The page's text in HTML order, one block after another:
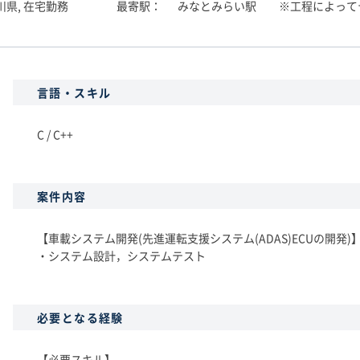
県, 在宅勤務 最寄駅 みなとみらい駅 ※工程によって
言語・スキル
C / C++
案件内容
【車載システム開発(先進運転支援システム(ADAS)ECUの開発)
・システム設計，システムテスト
必要となる経験